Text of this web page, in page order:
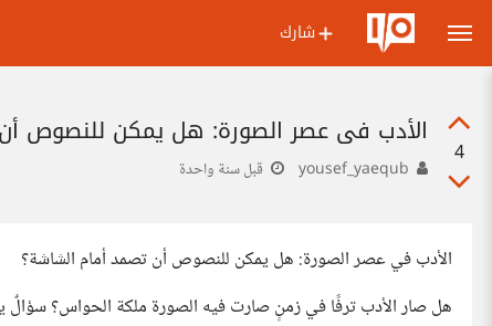
شارك
4
الأدب في عصر الصورة: هل يمكن للنصوص
قبل سنة واحدة
الأدب في عصر الصورة: هل يمكن للنصوص أن تصمد أمام الشاشة؟
هل صار الأدب ترفًا في زمنٍ صارت فيه الصورة ملكة الحواس؟ سؤالٌ